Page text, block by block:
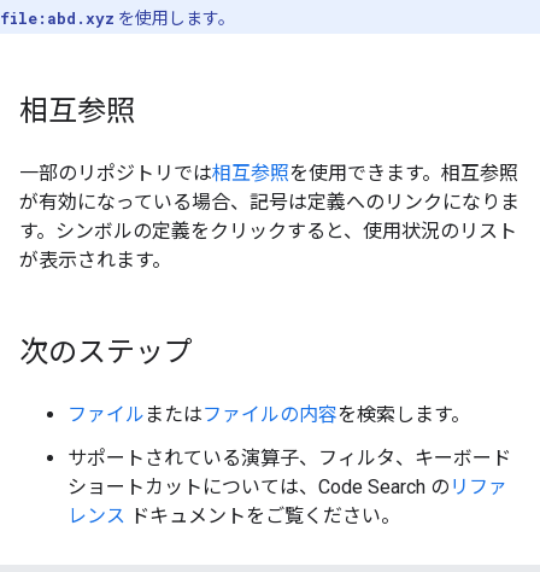
file:abd.xyz を使用します。
相互参照
一部のリポジトリでは相互参照を使用できます。相互参照
が有効になっている場合、記号は定義へのリンクになりま
す。シンボルの定義をクリックすると、使用状況のリスト
が表示されます。
次のステップ
ファイル またはファイルの内容を検索します。
サポートされている演算子、フィルタ、キーボード
ショートカットについては、Code Search の リファ
レンス ドキュメントをご覧ください。